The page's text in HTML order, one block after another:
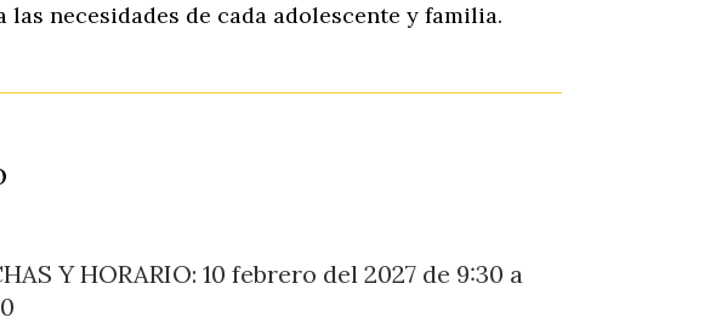
necesidades de cada adolescente y familia.
Y HORARIO: 10 febrero del 2027 de 9:30 a